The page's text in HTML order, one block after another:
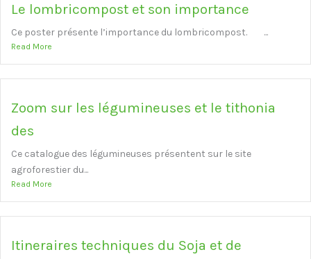
Le lombricompost et son importance
Ce poster présente l’importance du lombricompost. ...
Read More
Zoom sur les légumineuses et le tithonia
des
Ce catalogue des légumineuses présentent sur le site
agroforestier du...
Read More
Itineraires techniques du Soja et de